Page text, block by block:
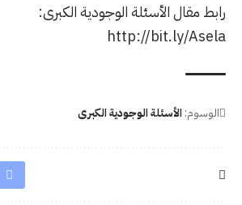
رابط مقال الأسئلة الوجودية الكبرى:
http://bit.ly/Asela
الوسوم:الأسئلة الوجودية الكبرى